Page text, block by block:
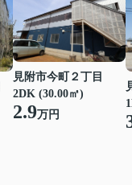
見附市今町２丁目
2DK (30.00㎡)
2.9万円